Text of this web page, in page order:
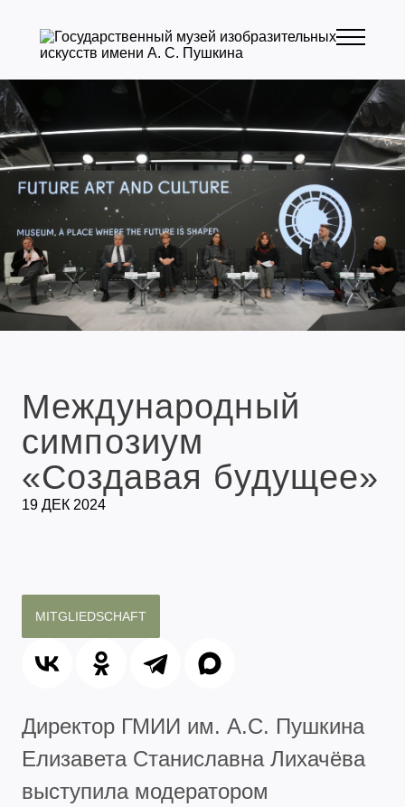
Международный
симпозиум
«Создавая будущее»
19 ДЕК 2024
MITGLIEDSCHAFT
Директор ГМИИ им. А.С. Пушкина
Елизавета Станиславна Лихачёва
выступила модератором